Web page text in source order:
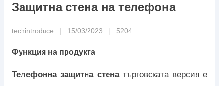
Защитна стена на телефона
techintroduce 15/03/2023 5204
Функция на продукта
Телефонна защитна стенатърговската версия е